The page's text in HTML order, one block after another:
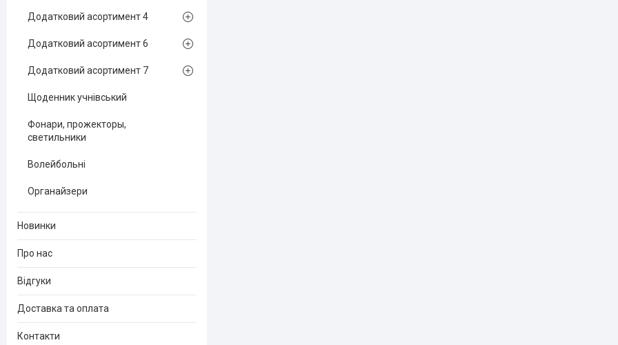
Додатковий асортимент 4
Додатковий асортимент 6
Додатковий асортимент 7
Щоденник учнівський
Фонари, прожекторы,
светильники
Волейбольні
Органайзери
Новинки
Про нас
Відгуки
Доставка та оплата
Контакти